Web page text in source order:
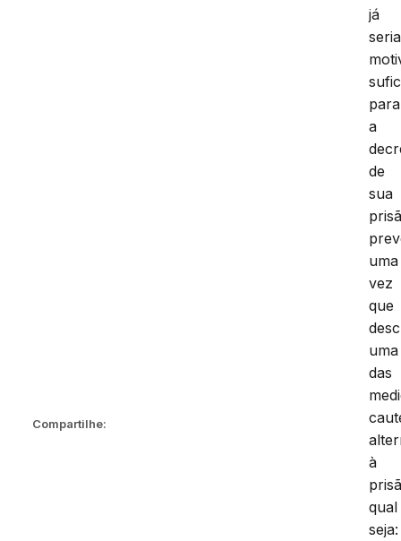
Compartilhe:
já
seria
para
a
de
sua
uma
vez
que
uma
das
à
qual
seja: